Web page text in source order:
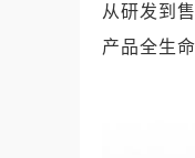
从研发到
产品全生